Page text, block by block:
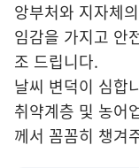
앙부처와 지자체
임감을 가지고 안
조 드립니다.
날씨 변덕이 심합
취약계층 및 농어
께서 꼼꼼히 챙겨